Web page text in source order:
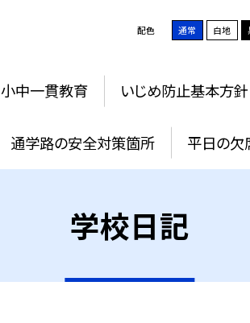
配色 通常 白地
小中一貫教育 いじめ防止基本方針
通学路の安全対策箇所 平日の欠
学校日記